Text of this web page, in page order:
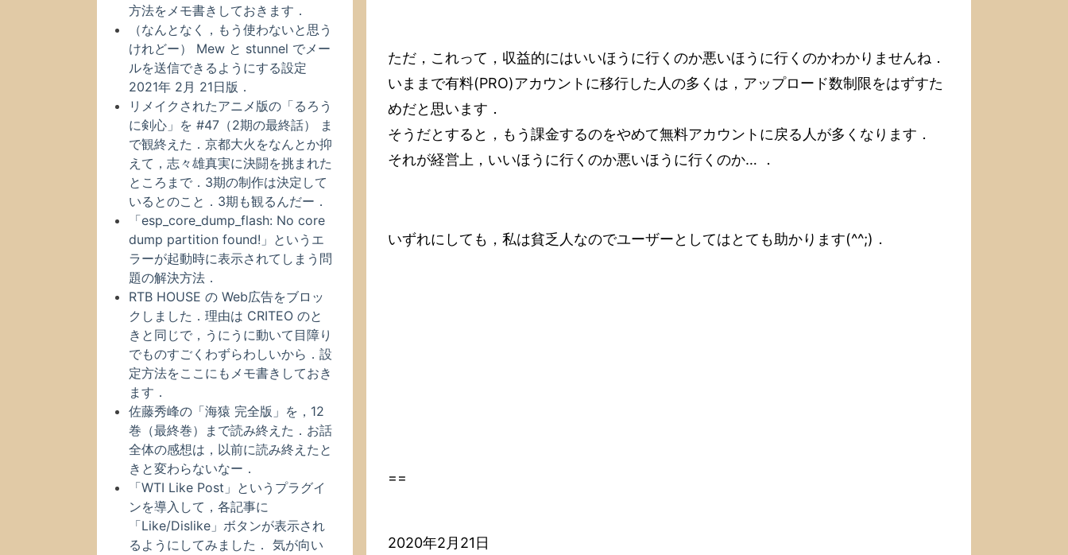
ただ，これって，収益的にはいいほうに行くのか悪いほうに行くのかわかりませんね．
いままで有料(PRO)アカウントに移行した人の多くは，アップロード数制限をはずすた
めだと思います．
そうだとすると，もう課金するのをやめて無料アカウントに戻る人が多くなります．
それが経営上，いいほうに行くのか悪いほうに行くのか… ．
いずれにしても，私は貧乏人なのでユーザーとしてはとても助かります(^^;)．
==
2020年2月21日
方法をメモ書きしておきます．
（なんとなく，もう使わないと思う
けれどー） Mew と stunnel でメー
ルを送信できるようにする設定
2021年 2月 21日版．
リメイクされたアニメ版の「るろう
に剣心」を #47（2期の最終話） ま
で観終えた．京都大火をなんとか抑
えて，志々雄真実に決闘を挑まれた
ところまで．3期の制作は決定して
いるとのこと．3期も観るんだー．
「esp_core_dump_flash: No core
dump partition found!」というエ
ラーが起動時に表示されてしまう問
題の解決方法．
RTB HOUSE の Web広告をブロッ
クしました．理由は CRITEO のと
きと同じで，うにうに動いて目障り
でものすごくわずらわしいから．設
定方法をここにもメモ書きしておき
ます．
佐藤秀峰の「海猿 完全版」を，12
巻（最終巻）まで読み終えた．お話
全体の感想は，以前に読み終えたと
きと変わらないなー．
「WTI Like Post」というプラグイ
ンを導入して，各記事に
「Like/Dislike」ボタンが表示され
るようにしてみました． 気が向い